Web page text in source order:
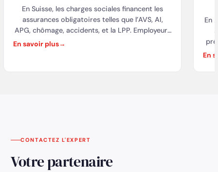
En Suisse, les charges sociales financent les
assurances obligatoires telles que l’AVS, AI,
APG, chômage, accidents, et la LPP. Employeurs
et employés partagent les cotisations,
optimisée.
En savoir plus
En
En
CONTACTEZ L'EXPERT
Votre partenaire